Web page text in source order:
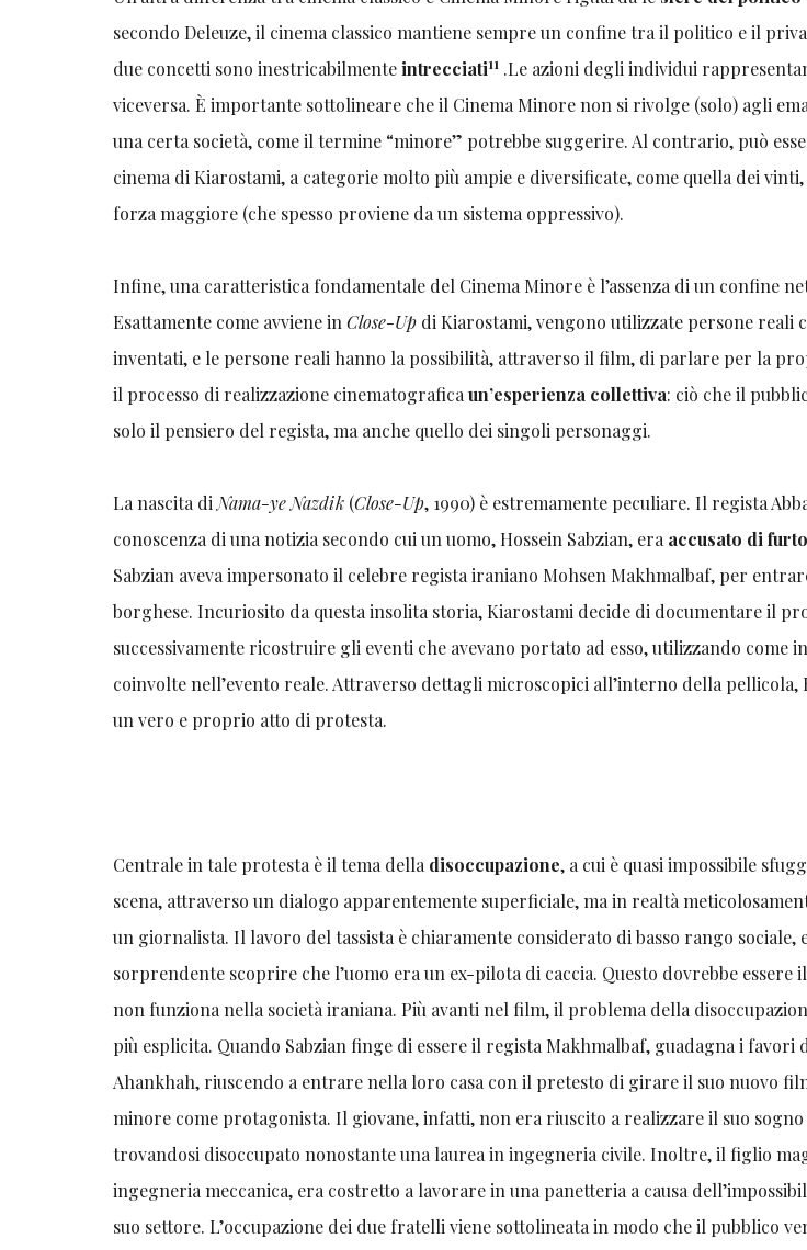
secondo Deleuze, il cinema classico mantiene sempre un confine tra il politico e il
due concetti sono inestricabilmenteintrecciati11 .Le azioni degli individui
viceversa. È importante sottolineare che il Cinema Minore non si rivolge (solo) agli
una certa società, come il termine “minore” potrebbe suggerire. Al contrario, può
cinema di Kiarostami, a categorie molto più ampie e diversificate, come quella dei
forza maggiore (che spesso proviene da un sistema oppressivo).
Infine, una caratteristica fondamentale del Cinema Minore è l’assenza di un confine
Esattamente come avviene inClose-Up di Kiarostami, vengono utilizzate persone reali
inventati, e le persone reali hanno la possibilità, attraverso il film, di parlare per la
il processo di realizzazione cinematograficaun’esperienza collettiva: ciò che il
solo il pensiero del regista, ma anche quello dei singoli personaggi.
La nascita diNama-ye Nazdik (Close-Up, 1990) è estremamente peculiare. Il regista
conoscenza di una notizia secondo cui un uomo, Hossein Sabzian, eraaccusato di
Sabzian aveva impersonato il celebre regista iraniano Mohsen Makhmalbaf, per
borghese. Incuriosito da questa insolita storia, Kiarostami decide di documentare il
successivamente ricostruire gli eventi che avevano portato ad esso, utilizzando come
coinvolte nell’evento reale. Attraverso dettagli microscopici all’interno della pellicola,
un vero e proprio atto di protesta.
Centrale in tale protesta è il tema delladisoccupazione, a cui è quasi impossibile
scena, attraverso un dialogo apparentemente superficiale, ma in realtà
un giornalista. Il lavoro del tassista è chiaramente considerato di basso rango sociale,
sorprendente scoprire che l’uomo era un ex-pilota di caccia. Questo dovrebbe essere
non funziona nella società iraniana. Più avanti nel film, il problema della
più esplicita. Quando Sabzian finge di essere il regista Makhmalbaf, guadagna i favori
Ahankhah, riuscendo a entrare nella loro casa con il pretesto di girare il suo nuovo
minore come protagonista. Il giovane, infatti, non era riuscito a realizzare il suo
trovandosi disoccupato nonostante una laurea in ingegneria civile. Inoltre, il figlio
ingegneria meccanica, era costretto a lavorare in una panetteria a causa
suo settore. L’occupazione dei due fratelli viene sottolineata in modo che il pubblico